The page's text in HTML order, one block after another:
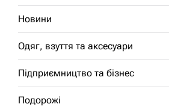
Новини
Одяг, взуття та аксесуари
Підприємництво та бізнес
Подорожі